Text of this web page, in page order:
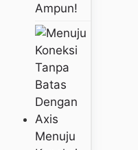
Ampun!
Menuju